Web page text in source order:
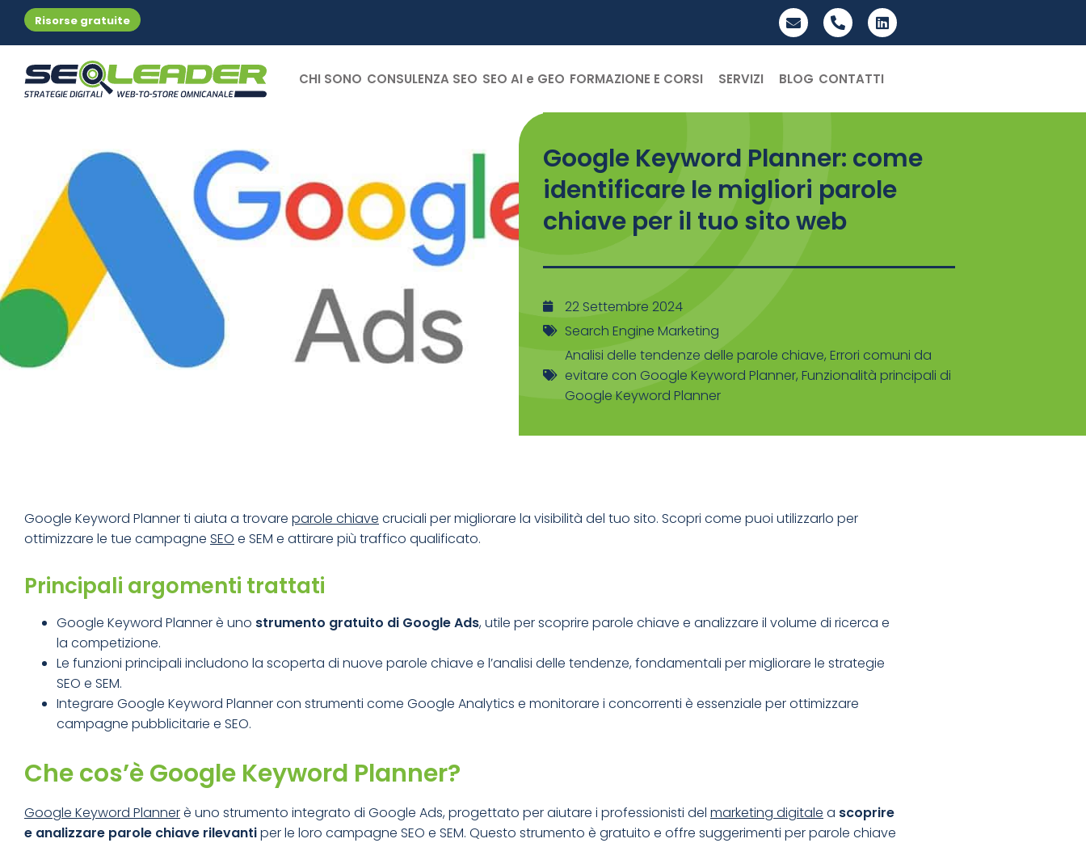
Risorse gratuite
CHI SONO CONSULENZA SEO SEO AI e GEO FORMAZIONE E CORSI SERVIZI BLOG CONTATTI
Google Keyword Planner: come
identificare le migliori parole
chiave per il tuo sito web
22 Settembre 2024
Search Engine Marketing
Analisi delle tendenze delle parole chiave, Errori comuni da
evitare con Google Keyword Planner, Funzionalità principali di
Google Keyword Planner
Google Keyword Planner ti aiuta a trovare parole chiave cruciali per migliorare la visibilità del tuo sito. Scopri come puoi utilizzarlo per
ottimizzare le tue campagne SEO e SEM e attirare più traffico qualificato.
Principali argomenti trattati
Google Keyword Planner è uno strumento gratuito di Google Ads, utile per scoprire parole chiave e analizzare il volume di ricerca e
la competizione.
Le funzioni principali includono la scoperta di nuove parole chiave e l’analisi delle tendenze, fondamentali per migliorare le strategie
SEO e SEM.
Integrare Google Keyword Planner con strumenti come Google Analytics e monitorare i concorrenti è essenziale per ottimizzare
campagne pubblicitarie e SEO.
Che cos’è Google Keyword Planner?
Google Keyword Plannerè uno strumento integrato di Google Ads, progettato per aiutare i professionisti del marketing digitale a scoprire
e analizzare parole chiave rilevantiper le loro campagne SEO e SEM. Questo strumento è gratuito e offre suggerimenti per parole chiave